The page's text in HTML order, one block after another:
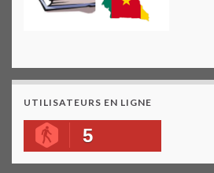
UTILISATEURS EN LIGNE
5